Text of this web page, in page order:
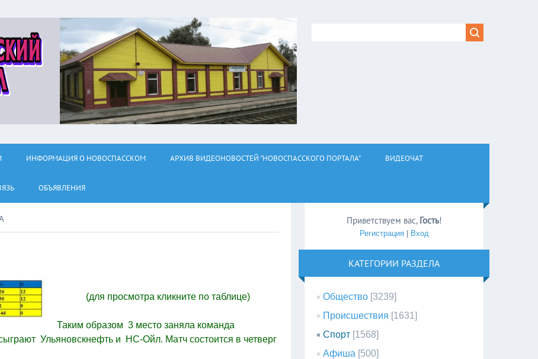
ИНФОРМАЦИЯ О НОВОСПАССКОМ АРХИВ ВИДЕОНОВОСТЕЙ "НОВОСПАССКОГО ПОРТАЛА" ВИДЕОЧАТ
ОБЪЯВЛЕНИЯ
(для просмотра кликните по таблице)
Таким образом 3 место заняла команда
Ульяновскнефть и НС-Ойл. Матч состоится в четверг
Приветствуем вас, Гость!
Регистрация| Вход
КАТЕГОРИИ РАЗДЕЛА
Общество [3239]
Происшествия [1631]
Спорт [1568]
Афиша [500]